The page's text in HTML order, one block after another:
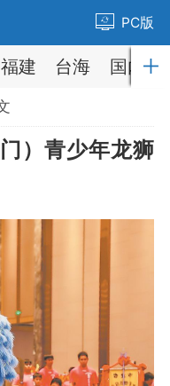
PC版
福建 台海 国内
）青少年龙狮